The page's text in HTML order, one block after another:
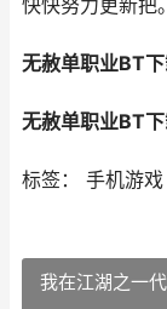
快快努力更新把。
无赦单职业BT
无赦单职业BT
标签： 手机游戏
我在江湖之一